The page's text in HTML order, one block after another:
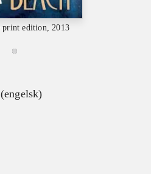
print edition, 2013
(engelsk)